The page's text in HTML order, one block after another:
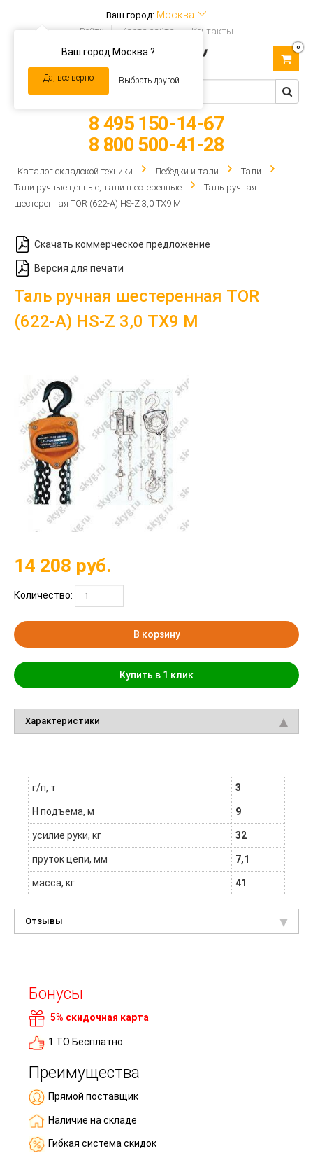
Ваш город: Москва
Ваш город Москва ?
Да, все верно Выбрать другой
Войти Карта сайта Контакты
navigation
0
8 495 150-14-67
8 800 500-41-28
Каталог складской техники Лебёдки и тали
Тали
Тали ручные цепные, тали шестеренные
Таль ручная
шестеренная TOR (622-A) HS-Z 3,0 ТХ9 М
Скачать коммерческое предложение
Версия для печати
Таль ручная шестеренная TOR
(622-A) HS-Z 3,0 ТХ9 М
14 208 руб.
Количество:
В корзину
Купить в 1 клик
Характеристики
г/п, т 3
H подъема, м 9
усилие руки, кг 32
пруток цепи, мм 7,1
масса, кг 41
Отзывы
Бонусы
5% скидочная карта
1 ТО Бесплатно
Преимущества
Прямой поставщик
Наличие на складе
Гибкая система скидок